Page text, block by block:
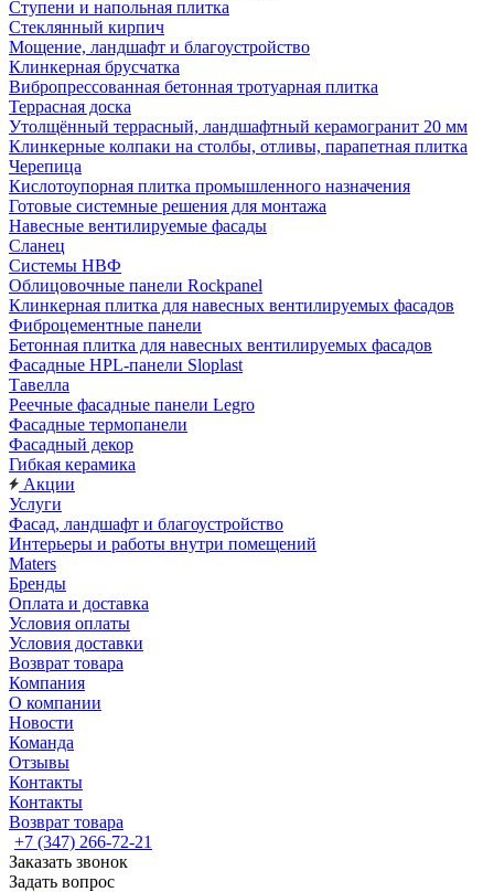
Ступени и напольная плитка
Cтеклянный кирпич
Мощение, ландшафт и благоустройство
Клинкерная брусчатка
Вибропрессованная бетонная тротуарная плитка
Террасная доска
Утолщённый террасный, ландшафтный керамогранит 20 мм
Клинкерные колпаки на столбы, отливы, парапетная плитка
Черепица
Кислотоупорная плитка промышленного назначения
Готовые системные решения для монтажа
Навесные вентилируемые фасады
Сланец
Системы НВФ
Облицовочные панели Rockpanel
Клинкерная плитка для навесных вентилируемых фасадов
Фиброцементные панели
Бетонная плитка для навесных вентилируемых фасадов
Фасадные HPL-панели Sloplast
Тавелла
Реечные фасадные панели Legro
Фасадные термопанели
Фасадный декор
Гибкая керамика
Акции
Услуги
Фасад, ландшафт и благоустройство
Интерьеры и работы внутри помещений
Maters
Бренды
Оплата и доставка
Условия оплаты
Условия доставки
Возврат товара
Компания
О компании
Новости
Команда
Отзывы
Контакты
Контакты
Возврат товара
+7 (347) 266-72-21
Заказать звонок
Задать вопрос